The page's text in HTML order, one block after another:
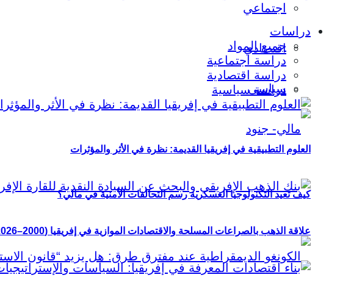
اجتماعي
اقتصادي
سياسي
كيف تعيد التكنولوجيا العسكرية رسم التحالفات الأمنية في مالي؟
دراسات
جميع المواد
دراسة اجتماعية
دراسة اقتصادية
دراسة سياسية
العلوم التطبيقية في إفريقيا القديمة: نظرة في الأثر والمؤثرات
علاقة الذهب بالصراعات المسلحة والاقتصادات الموازية في إفريقيا (2000–2026)